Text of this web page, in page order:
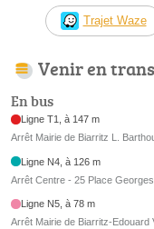
Trajet Waze
Venir en
En bus
Ligne T1, à 147 m
Arrêt Mairie de Biarritz L.
Ligne N4, à 126 m
Arrêt Centre - 25 Place
Ligne N5, à 78 m
Arrêt Mairie de Biarritz-Edouard